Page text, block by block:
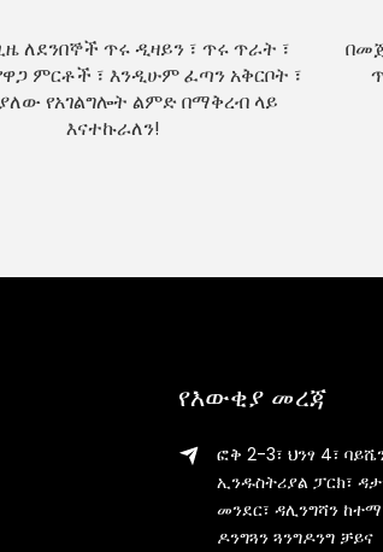
ለደንበኞች ጥሩ ዲዛይን ፣ ጥሩ ጥራት ፣
ምርቶች ፣ እንዲሁም ፈጣን አቅርቦት ፣
የአገልግሎት ልምድ በማቅረብ ላይ
እናተኩራለን!
የእውቂያ መረጃ
ፎቅ 2-3፣ ህንፃ 4፣
ኢንዱስትሪያል ፓርክ፣
መንደር፣ ዳሊንግሻን ከተማ
ዶንግጓን ጓንግዶንግ ቻይና